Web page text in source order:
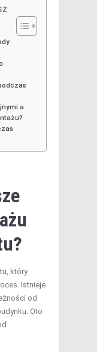
a
który
Istnieje
od
Oto